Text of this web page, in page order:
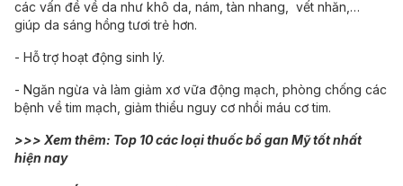
các vấn đề về da như khô da, nám, tàn nhang, vết nhăn,…
giúp da sáng hồng tươi trẻ hơn.
- Hỗ trợ hoạt động sinh lý.
- Ngăn ngừa và làm giảm xơ vữa động mạch, phòng chống các
bệnh về tim mạch, giảm thiểu nguy cơ nhồi máu cơ tim.
>>> Xem thêm: Top 10 các loại thuốc bổ gan Mỹ tốt nhất
hiện nay